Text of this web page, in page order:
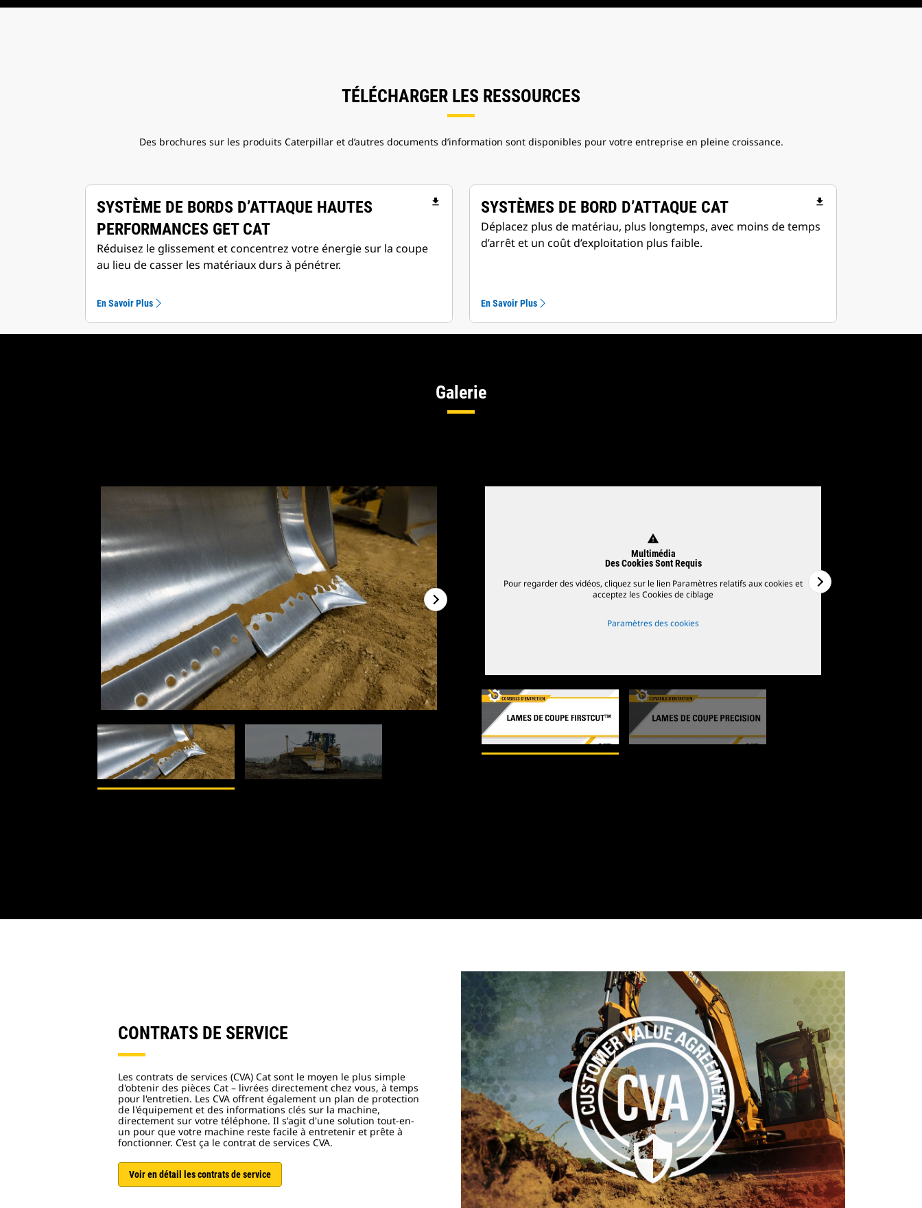
TÉLÉCHARGER LES RESSOURCES
Des brochures sur les produits Caterpillar et d’autres documents d’information sont disponibles pour votre entreprise en pleine croissance.
SYSTÈME DE BORDS D’ATTAQUE HAUTES
PERFORMANCES GET CAT
file_download
Réduisez le glissement et concentrez votre énergie sur la coupe
au lieu de casser les matériaux durs à pénétrer.
En Savoir Plus
SYSTÈMES DE BORD D’ATTAQUE CAT file_download
Déplacez plus de matériau, plus longtemps, avec moins de temps
d’arrêt et un coût d’exploitation plus faible.
En Savoir Plus
Galerie
warning
Multimédia
Des Cookies Sont Requis
Pour regarder des vidéos, cliquez sur le lien Paramètres relatifs aux cookies et
acceptez les Cookies de ciblage
Paramètres des cookies
CONTRATS DE SERVICE
Les contrats de services (CVA) Cat sont le moyen le plus simple
d'obtenir des pièces Cat – livrées directement chez vous, à temps
pour l'entretien. Les CVA offrent également un plan de protection
de l'équipement et des informations clés sur la machine,
directement sur votre téléphone. Il s'agit d'une solution tout-en-
un pour que votre machine reste facile à entretenir et prête à
fonctionner. C’est ça le contrat de services CVA.
Voir en détail les contrats de service